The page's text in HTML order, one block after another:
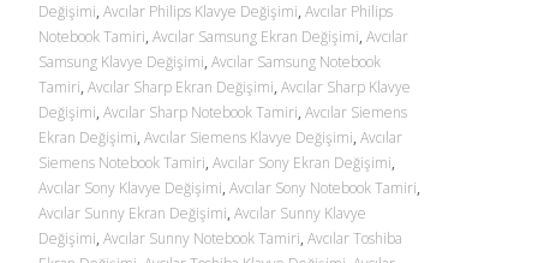
Değişimi, Avcılar Philips Klavye Değişimi, Avcılar Philips
Notebook Tamiri, Avcılar Samsung Ekran Değişimi, Avcılar
Samsung Klavye Değişimi, Avcılar Samsung Notebook
Tamiri, Avcılar Sharp Ekran Değişimi, Avcılar Sharp Klavye
Değişimi, Avcılar Sharp Notebook Tamiri, Avcılar Siemens
Ekran Değişimi, Avcılar Siemens Klavye Değişimi, Avcılar
Siemens Notebook Tamiri, Avcılar Sony Ekran Değişimi,
Avcılar Sony Klavye Değişimi, Avcılar Sony Notebook Tamiri,
Avcılar Sunny Ekran Değişimi, Avcılar Sunny Klavye
Değişimi, Avcılar Sunny Notebook Tamiri, Avcılar Toshiba